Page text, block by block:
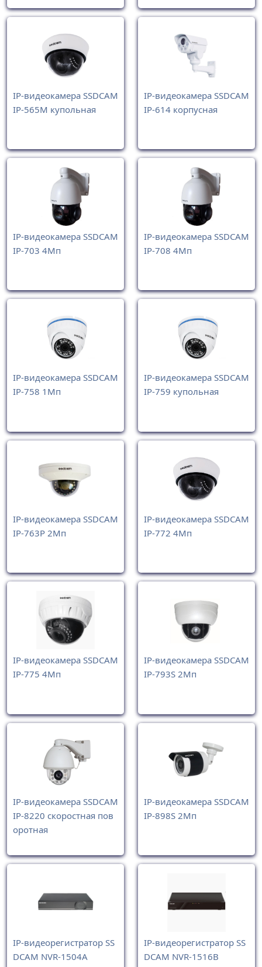
IP-видеокамера SSDCAM
IP-565M купольная
IP-видеокамера SSDCAM
IP-614 корпусная
IP-видеокамера SSDCAM
IP-703 4Мп
IP-видеокамера SSDCAM
IP-708 4Мп
IP-видеокамера SSDCAM
IP-758 1Мп
IP-видеокамера SSDCAM
IP-759 купольная
IP-видеокамера SSDCAM
IP-763Р 2Мп
IP-видеокамера SSDCAM
IP-772 4Мп
IP-видеокамера SSDCAM
IP-775 4Мп
IP-видеокамера SSDCAM
IP-793S 2Мп
IP-видеокамера SSDCAM
IP-8220 скоростная пов
оротная
IP-видеокамера SSDCAM
IP-898S 2Мп
IP-видеорегистратор SS
DCAM NVR-1504A
IP-видеорегистратор SS
DCAM NVR-1516B